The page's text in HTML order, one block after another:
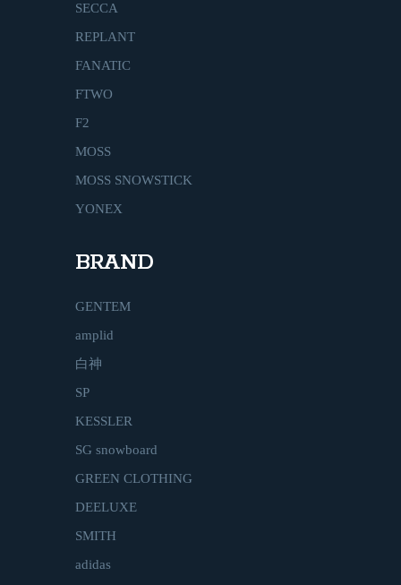
SECCA
REPLANT
FANATIC
FTWO
F2
MOSS
MOSS SNOWSTICK
YONEX
BRAND
GENTEM
amplid
白神
SP
KESSLER
SG snowboard
GREEN CLOTHING
DEELUXE
SMITH
adidas